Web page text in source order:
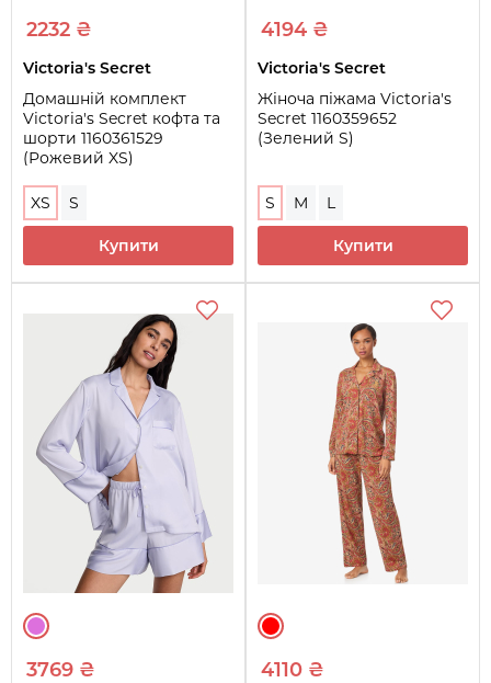
2232 ₴
Victoria's Secret
Домашній комплект
Victoria's Secret кофта та
шорти 1160361529
(Рожевий XS)
XS S
Купити
4194 ₴
Victoria's Secret
Жіноча піжама Victoria's
Secret 1160359652
(Зелений S)
S M L
Купити
3769 ₴ 4110 ₴